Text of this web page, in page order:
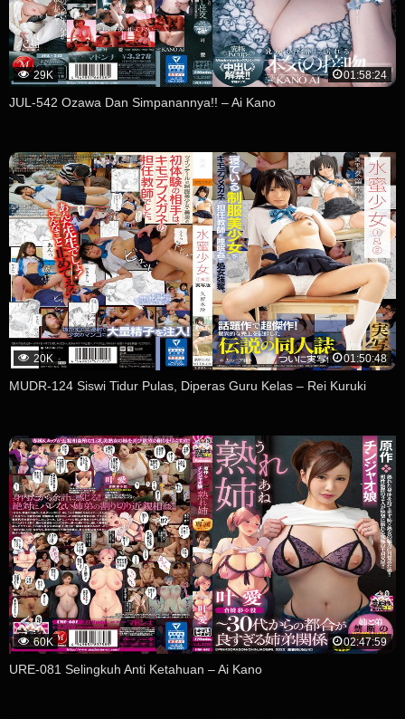
29K 01:58:24
JUL-542 Ozawa Dan Simpanannya!! – Ai Kano
20K 01:50:48
MUDR-124 Siswi Tidur Pulas, Diperas Guru Kelas – Rei Kuruki
60K 02:47:59
URE-081 Selingkuh Anti Ketahuan – Ai Kano